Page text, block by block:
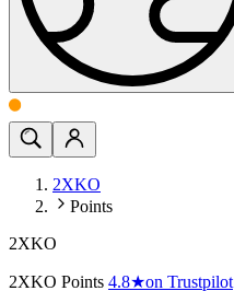
2XKO
Points
2XKO
2XKO Points 4.8★on Trustpilot